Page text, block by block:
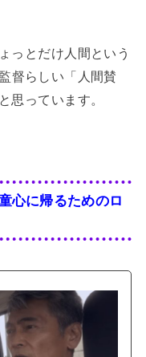
っとだけ人間という
監督らしい「人間賛
思っています。
心に帰るためのロ